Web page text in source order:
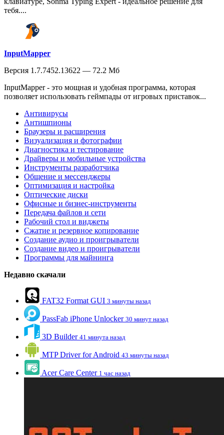
тебя....
InputMapper
Версия 1.7.7452.13622 — 72.2 Мб
InputMapper - это мощная и удобная программа, которая
позволяет использовать геймпады от игровых приставок...
Антивирусы
Антишпионы
Браузеры и расширения
Визуализация и фотографии
Диагностика и тестирование
Драйверы и мобильные устройства
Инструменты разработчика
Общение и мессенджеры
Оптимизация и настройка
Оптические диски
Офисные и бизнес-инструменты
Передача файлов и сети
Рабочий стол и виджеты
Сжатие и резервное копирование
Создание аудио и проигрыватели
Создание видео и проигрыватели
Программы для майнинга
Недавно скачали
FAT32 Format GUI 3 минуты назад
PassFab iPhone Unlocker 30 минут назад
3D Builder 41 минута назад
MTP Driver for Android 43 минуты назад
Acer Care Center 1 час назад